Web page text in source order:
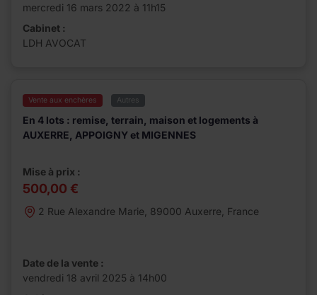
mercredi 16 mars 2022 à 11h15
Cabinet :
LDH AVOCAT
Vente aux enchères Autres
En 4 lots : remise, terrain, maison et logements à
AUXERRE, APPOIGNY et MIGENNES
Mise à prix :
500,00 €
2 Rue Alexandre Marie, 89000 Auxerre, France
Date de la vente :
vendredi 18 avril 2025 à 14h00